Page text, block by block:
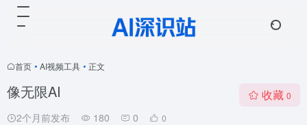
首页 • AI视频工具 • 正文
像无限AI
2个月前发布 180 0 0
收藏 0